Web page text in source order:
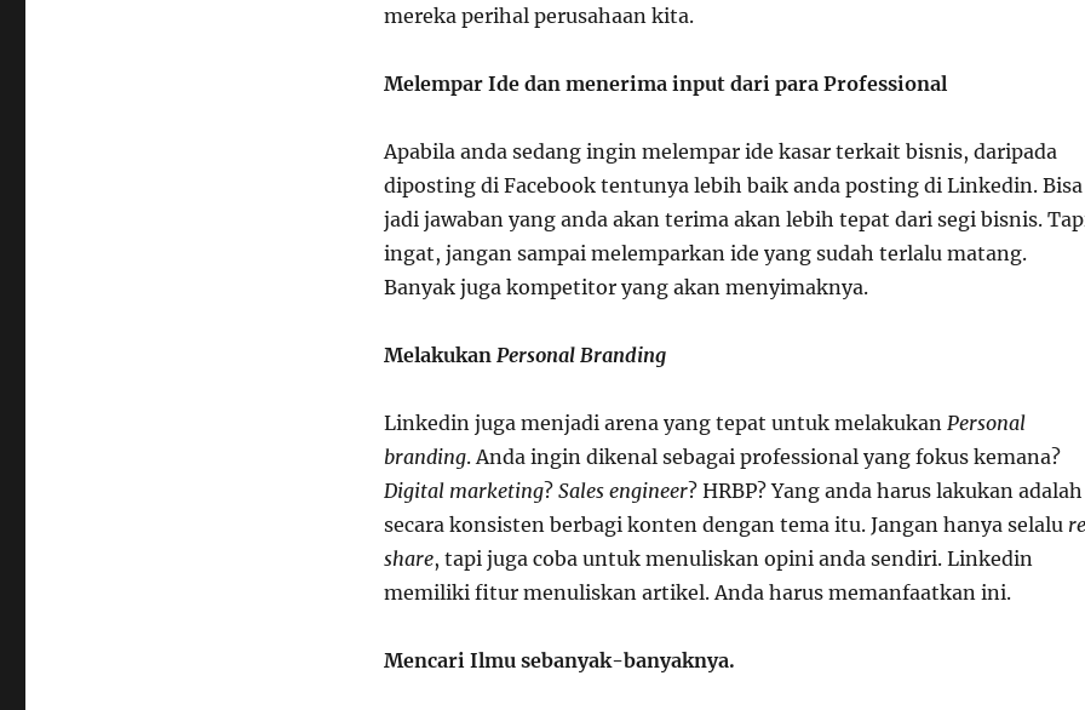
mereka perihal perusahaan kita.
Melempar Ide dan menerima input dari para Professional
Apabila anda sedang ingin melempar ide kasar terkait bisnis, daripada
diposting di Facebook tentunya lebih baik anda posting di Linkedin. Bisa
jadi jawaban yang anda akan terima akan lebih tepat dari segi bisnis.
ingat, jangan sampai melemparkan ide yang sudah terlalu matang.
Banyak juga kompetitor yang akan menyimaknya.
Melakukan Personal Branding
Linkedin juga menjadi arena yang tepat untuk melakukan Personal
branding. Anda ingin dikenal sebagai professional yang fokus kemana?
Digital marketing? Sales engineer? HRBP? Yang anda harus lakukan adalah
secara konsisten berbagi konten dengan tema itu. Jangan hanya selalu
share, tapi juga coba untuk menuliskan opini anda sendiri. Linkedin
memiliki fitur menuliskan artikel. Anda harus memanfaatkan ini.
Mencari Ilmu sebanyak-banyaknya.